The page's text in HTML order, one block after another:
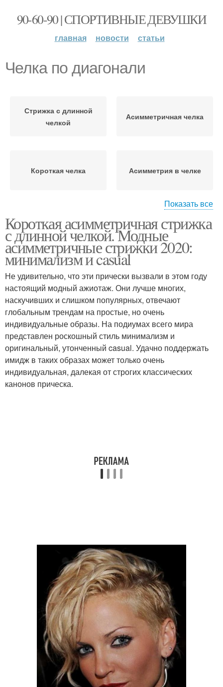
90-60-90 | СПОРТИВНЫЕ ДЕВУШКИ
главная новости статьи
Челка по диагонали
Стрижка с длинной
челкой
Асимметричная челка
Короткая челка Асимметрия в челке
Гладкая челка
Показать все
Короткая асимметричная стрижка
с длинной челкой. Модные
асимметричные стрижки 2020:
минимализм и casual
Не удивительно, что эти прически вызвали в этом году
настоящий модный ажиотаж. Они лучше многих,
наскучивших и слишком популярных, отвечают
глобальным трендам на простые, но очень
индивидуальные образы. На подиумах всего мира
представлен роскошный стиль минимализм и
оригинальный, утонченный casual. Удачно поддержать
имидж в таких образах может только очень
индивидуальная, далекая от строгих классических
канонов прическа.